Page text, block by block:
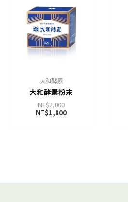
大和酵素
大和酵素粉末
NT$2,000
NT$1,800